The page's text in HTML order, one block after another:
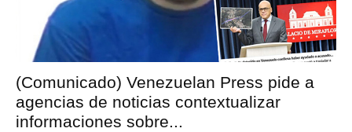
(Comunicado) Venezuelan Press pide a
agencias de noticias contextualizar
informaciones sobre...